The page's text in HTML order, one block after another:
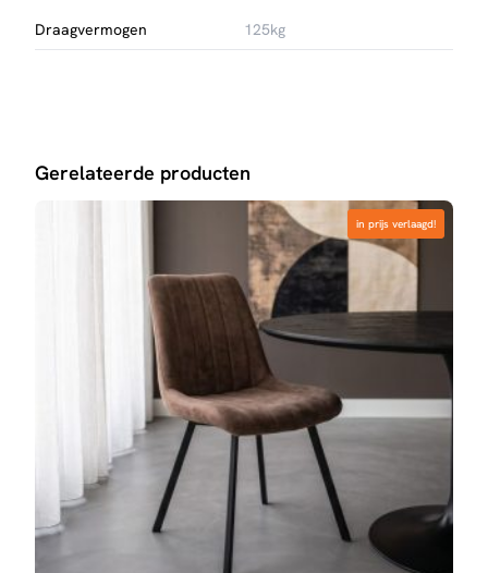
Draagvermogen
125kg
Gerelateerde producten
in prijs verlaagd!
in prijs verlaagd!